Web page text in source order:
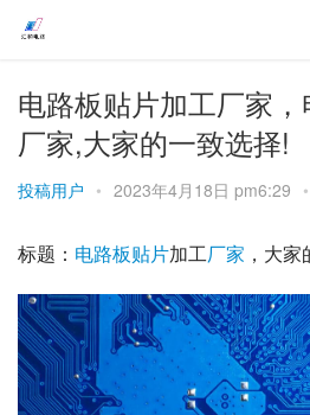
电路板贴片加工厂家
厂家,大家的一致选择!
投稿用户 • 2023年4月18日 pm6:29 •
标题： 电路板贴片加工厂家 ，大